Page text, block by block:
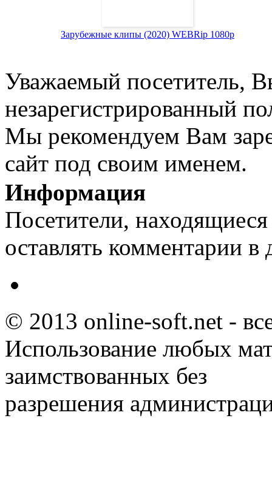
Зарубежные клипы (2020) WEBRip 1080p
Уважаемый посетитель,
незарегистрированный
Мы рекомендуем Вам
сайт под своим именем.
Информация
Посетители,
оставлять комментарии в
© 2013 online-soft.net -
Использование любых
заимствованных без
разрешения